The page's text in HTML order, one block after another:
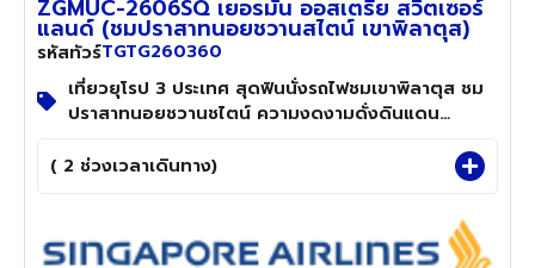
ZGMUC-2606SQ เยอรมัน ออสเตรีย สวิตเซอร์
แลนด์ (ชมปราสาทนอยชวานสไตน์ เขาพิลาตุส)
รหัสทัวร์TGTG260360
เที่ยวยุโรป 3 ประเทศ สุดฟินนั่งรถไฟชมเขาพิลาตุส ชม
ปราสาทนอยชวานชไตน์ ความงดงามดั่งดินแดน
ดกโลกสุดโรแมนติก
( 2 ช่วงเวลาเดินทาง)